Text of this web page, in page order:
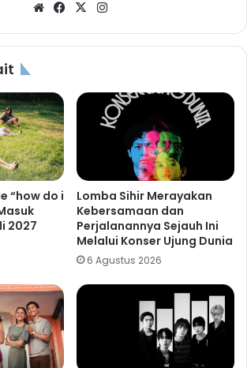
WebsiteFacebook
X
“how do i
2027
Lomba Sihir Merayakan
Kebersamaan dan
Perjalanannya Sejauh Ini
Melalui Konser Ujung Dunia
6 Agustus 2026